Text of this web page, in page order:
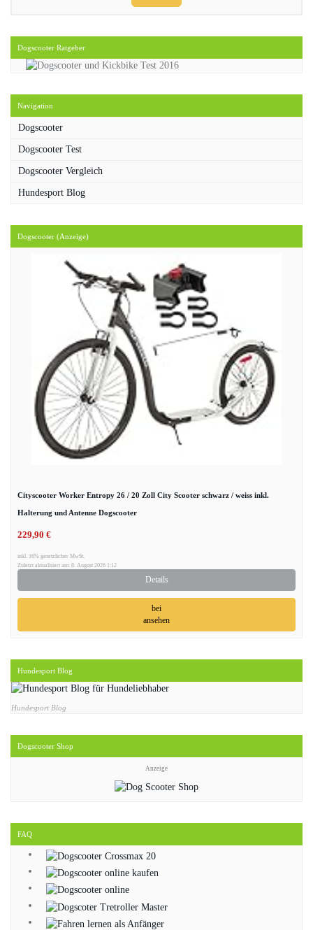
Dogscooter Ratgeber
Navigation
Dogscooter
Dogscooter Test
Dogscooter Vergleich
Hundesport Blog
Dogscooter (Anzeige)
Cityscooter Worker Entropy 26 / 20 Zoll City Scooter schwarz / weiss inkl.
Halterung und Antenne Dogscooter
229,90 €
inkl. 16% gesetzlicher MwSt.
Zuletzt aktualisiert am: 8. August 2026 1:12
Details
bei
ansehen
Hundesport Blog
Hundesport Blog
Dogscooter Shop
Anzeige
FAQ